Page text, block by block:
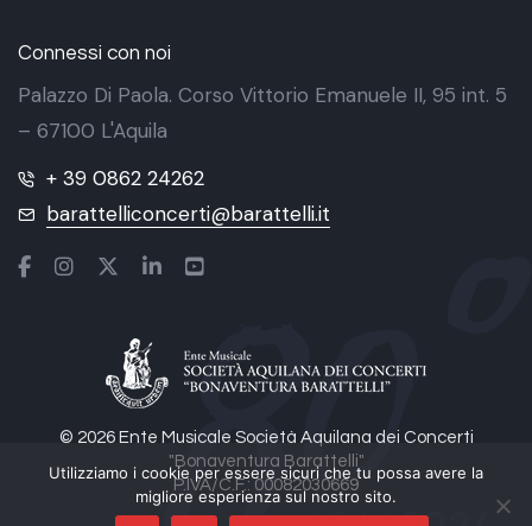
© 2026 Ente Musicale Società Aquilana dei Concerti
"Bonaventura Barattelli"
P.IVA/C.F.: 00082030669
Connessi con noi
Palazzo Di Paola. Corso Vittorio Emanuele II, 95 int. 5
– 67100 L'Aquila
+ 39 0862 24262
barattelliconcerti@barattelli.it
Utilizziamo i cookie per essere sicuri che tu possa avere la
migliore esperienza sul nostro sito.